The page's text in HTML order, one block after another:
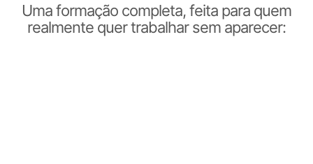
Uma formação completa, feita para quem
realmente quer trabalhar sem aparecer: